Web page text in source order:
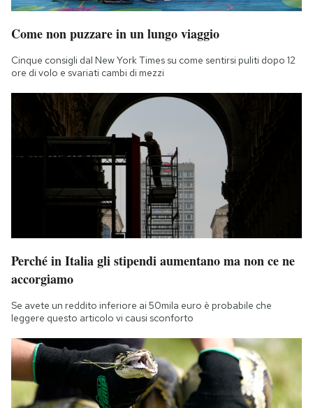
Come non puzzare in un lungo viaggio
Cinque consigli dal New York Times su come sentirsi puliti dopo 12
ore di volo e svariati cambi di mezzi
Perché in Italia gli stipendi aumentano ma non ce ne
accorgiamo
Se avete un reddito inferiore ai 50mila euro è probabile che
leggere questo articolo vi causi sconforto